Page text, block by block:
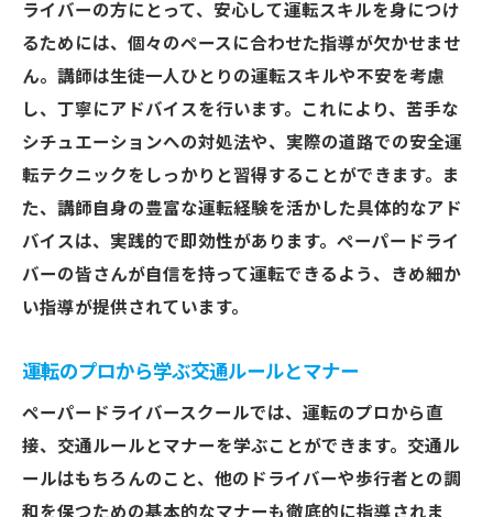
ライバーの方にとって、安心して運転スキルを身につけ
るためには、個々のペースに合わせた指導が欠かせませ
ん。講師は生徒一人ひとりの運転スキルや不安を考慮
し、丁寧にアドバイスを行います。これにより、苦手な
シチュエーションへの対処法や、実際の道路での安全運
転テクニックをしっかりと習得することができます。ま
た、講師自身の豊富な運転経験を活かした具体的なアド
バイスは、実践的で即効性があります。ペーパードライ
バーの皆さんが自信を持って運転できるよう、きめ細か
い指導が提供されています。
運転のプロから学ぶ交通ルールとマナー
ペーパードライバースクールでは、運転のプロから直
接、交通ルールとマナーを学ぶことができます。交通ル
ールはもちろんのこと、他のドライバーや歩行者との調
和を保つための基本的なマナーも徹底的に指導されま